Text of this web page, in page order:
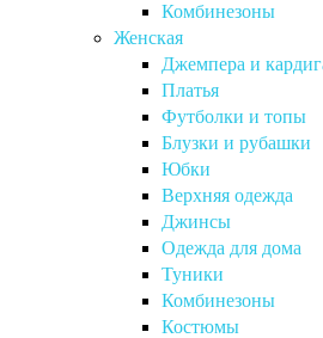
Комбинезоны
Женская
Джемпера и
Платья
Футболки и топы
Блузки и рубашки
Юбки
Верхняя одежда
Джинсы
Одежда для дома
Туники
Комбинезоны
Костюмы